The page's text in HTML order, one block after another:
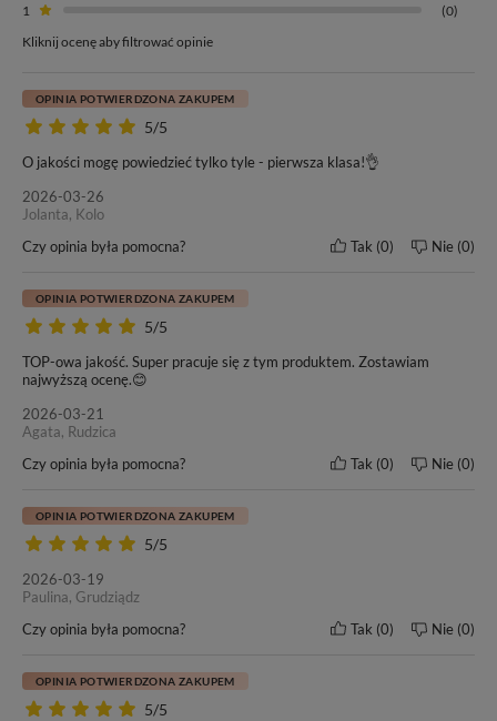
1
(0)
Kliknij ocenę aby filtrować opinie
5/5
OPINIA POTWIERDZONA ZAKUPEM
O jakości mogę powiedzieć tylko tyle - pierwsza klasa!👌
2026-03-26
Jolanta, Kolo
Czy opinia była pomocna?
Tak 0 Nie 0
5/5
OPINIA POTWIERDZONA ZAKUPEM
TOP-owa jakość. Super pracuje się z tym produktem. Zostawiam
najwyższą ocenę.😊
2026-03-21
Agata, Rudzica
Czy opinia była pomocna?
Tak 0 Nie 0
5/5
OPINIA POTWIERDZONA ZAKUPEM
2026-03-19
Paulina, Grudziądz
Czy opinia była pomocna?
Tak 0 Nie 0
5/5
OPINIA POTWIERDZONA ZAKUPEM